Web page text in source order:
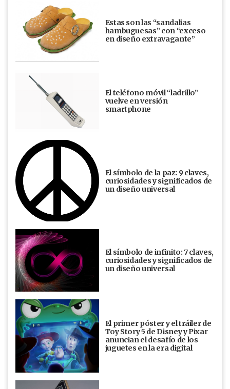
Estas son las “sandalias
hambuguesas” con “exceso
en diseño extravagante”
El teléfono móvil “ladrillo”
vuelve en versión
smartphone
El símbolo de la paz: 9 claves,
curiosidades y significados de
un diseño universal
El símbolo de infinito: 7 claves,
curiosidades y significados de
un diseño universal
El primer póster y el tráiler de
Toy Story 5 de Disney y Pixar
anuncian el desafío de los
juguetes en la era digital